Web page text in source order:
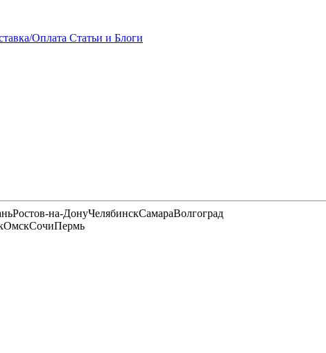
Оплата Статьи и Блоги
Ростов-на-ДонуЧелябинскСамараВолгоград
ОмскСочиПермь